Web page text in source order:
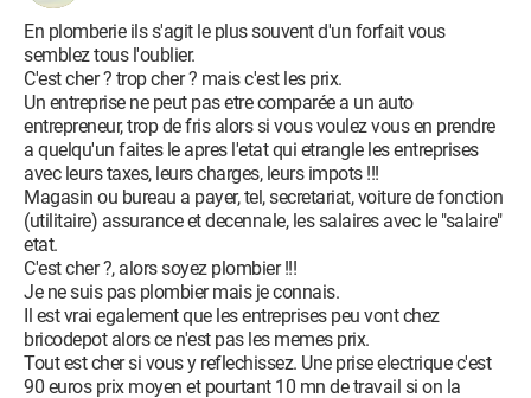
En plomberie ils s'agit le plus souvent d'un forfait vous
semblez tous l'oublier.
C'est cher ? trop cher ? mais c'est les prix.
Un entreprise ne peut pas etre comparée a un auto
entrepreneur, trop de fris alors si vous voulez vous en prendre
a quelqu'un faites le apres l'etat qui etrangle les entreprises
avec leurs taxes, leurs charges, leurs impots !!!
Magasin ou bureau a payer, tel, secretariat, voiture de fonction
(utilitaire) assurance et decennale, les salaires avec le "salaire"
etat.
C'est cher ?, alors soyez plombier !!!
Je ne suis pas plombier mais je connais.
Il est vrai egalement que les entreprises peu vont chez
bricodepot alors ce n'est pas les memes prix.
Tout est cher si vous y reflechissez. Une prise electrique c'est
90 euros prix moyen et pourtant 10 mn de travail si on la